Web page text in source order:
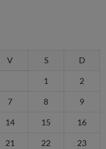
V S D
1 2
7 8 9
14 15 16
21 22 23